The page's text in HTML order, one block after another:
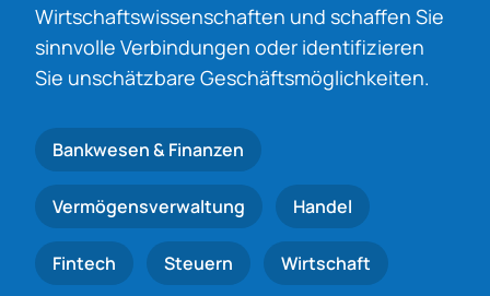
Wirtschaftswissenschaften und schaffen Sie
sinnvolle Verbindungen oder identifizieren
Sie unschätzbare Geschäftsmöglichkeiten.
Bankwesen & Finanzen
Vermögensverwaltung Handel
Fintech Steuern Wirtschaft